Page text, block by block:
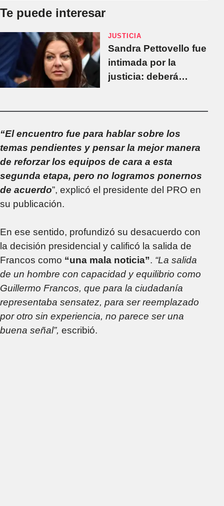
Te puede interesar
JUSTICIA
Sandra Pettovello fue
intimada por la
justicia: deberá
“El encuentro fue para hablar sobre los
temas pendientes y pensar la mejor manera
de reforzar los equipos de cara a esta
segunda etapa, pero no logramos ponernos
de acuerdo”, explicó el presidente del PRO en
su publicación.
En ese sentido, profundizó su desacuerdo con
la decisión presidencial y calificó la salida de
Francos como “una mala noticia”. “La salida
de un hombre con capacidad y equilibrio como
Guillermo Francos, que para la ciudadanía
representaba sensatez, para ser reemplazado
por otro sin experiencia, no parece ser una
buena señal”, escribió.